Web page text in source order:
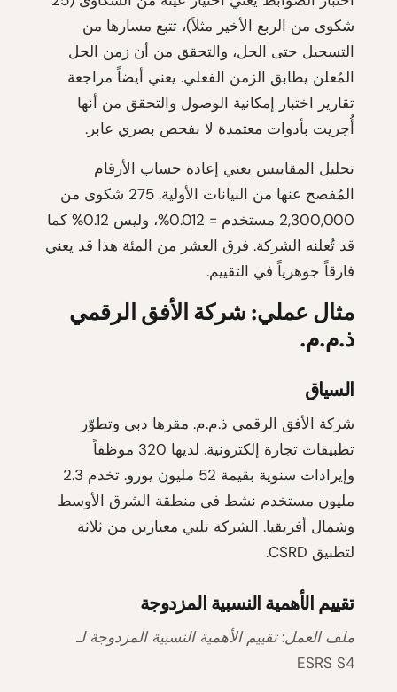
شكوى من الربع الأخير مثلاً)، تتبع مسارها من
التسجيل حتى الحل، والتحقق من أن زمن الحل
المُعلن يطابق الزمن الفعلي. يعني أيضاً مراجعة
تقارير اختبار إمكانية الوصول والتحقق من أنها
أُجريت بأدوات معتمدة لا بفحص بصري عابر.
تحليل المقاييس يعني إعادة حساب الأرقام
المُفصح عنها من البيانات الأولية. 275 شكوى من
2,300,000 مستخدم = 0.012%، وليس 0.12% كما
قد تُعلنه الشركة. فرق العشر من المئة هذا قد يعني
فارقاً جوهرياً في التقييم.
مثال عملي: شركة الأفق الرقمي
ذ.م.م.
السياق
شركة الأفق الرقمي ذ.م.م. مقرها دبي وتطوّر
تطبيقات تجارة إلكترونية. لديها 320 موظفاً
وإيرادات سنوية بقيمة 52 مليون يورو. تخدم 2.3
مليون مستخدم نشط في منطقة الشرق الأوسط
وشمال أفريقيا. الشركة تلبي معيارين من ثلاثة
لتطبيق CSRD.
تقييم الأهمية النسبية المزدوجة
ملف العمل: تقييم الأهمية النسبية المزدوجة لـ
ESRS S4